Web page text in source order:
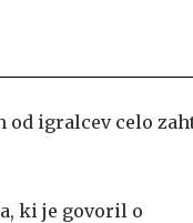
igralcev celo
ki je govoril o